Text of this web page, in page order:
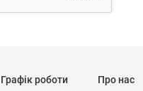
Графік роботи Про нас